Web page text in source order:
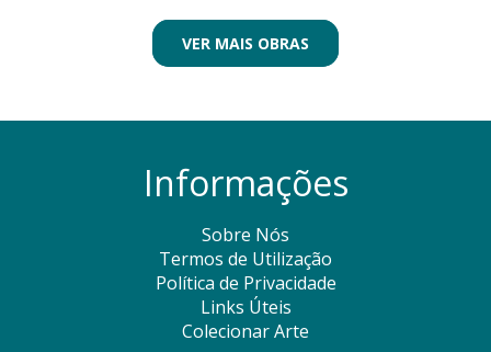
VER MAIS OBRAS
Informações
Sobre Nós
Termos de Utilização
Política de Privacidade
Links Úteis
Colecionar Arte